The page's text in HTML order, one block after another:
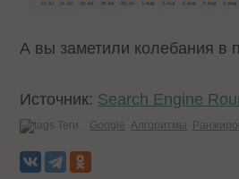
А вы заметили колебания в
Источник: Search Engine
Теги: Google Алгоритмы